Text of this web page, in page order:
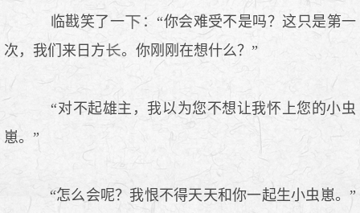
临戡笑了一
：“你会难受不是吗？这只是第一
次，我们来日方
。你刚刚在想什么？”
“对不起雄主，我以为您不想让我怀上您的小虫
崽。”
“怎么会呢？我恨不得天天和你一起生小虫崽。”